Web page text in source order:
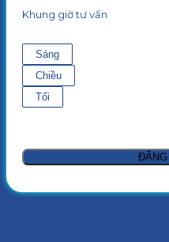
Khung giờ tư vấn
Sáng
Chiều
Tối